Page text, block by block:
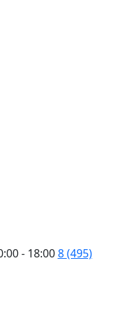
- 18:008 (495)